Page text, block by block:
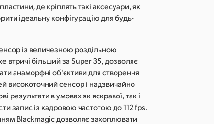
де кріплять такі аксесуари, як
ідеальну конфігурацію для будь-
із величезною роздільною
втричі більший за Super 35, дозволяє
анаморфні об'єктиви для створення
високоточний сенсор і надзвичайно
в умовах як яскравої, так і
запис із кадровою частотою до 112 fps.
Blackmagic дозволяє захоплювати